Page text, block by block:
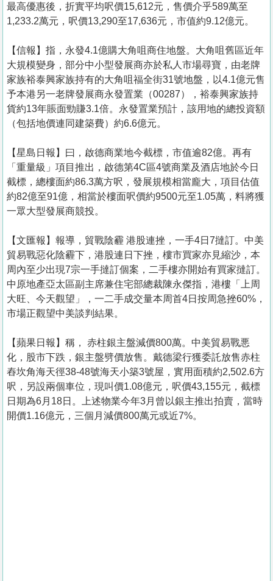
最高優惠後，折實平均呎價15,612元，售價介乎589萬至
1,233.2萬元，呎價13,290至17,636元，市值約9.12億元。
【信報】指，永發4.1億購大角咀商住地盤。大角咀舊區近年
大規模變身，部分中小型發展商亦於私人市場尋寶，由老牌
家族裕泰興家族持有的大角咀福全街31號地盤，以4.1億元售
予本港另一老牌發展商永發置業（00287），裕泰興家族持
貨約13年賬面勁賺3.1倍。永發置業預計，該用地的總投資額
（包括地價連同建築費）約6.6億元。
【星島日報】曰，啟德商業地今截標，市值逾82億。再有
「重量級」項目推出，啟德第4C區4號商業及酒店地於今日
截標，總樓面約86.3萬方呎，發展規模相當龐大，項目估值
約82億至91億，相當於樓面呎價約9500元至1.05萬，料將獲
一眾大型發展商競投。
【文匯報】報導，貿戰陰霾 港股連挫，一手4日7撻訂。中美
貿易戰惡化陰霾下，港股連日下挫，樓市買家亦見縮沙，本
周內至少出現7宗一手撻訂個案，二手樓亦開始有買家撻訂。
中原地產亞太區副主席兼住宅部總裁陳永傑指，港樓「上周
大旺、今天觀望」，一二手成交量本周首4日按周急挫60%，
市場正觀望中美談判結果。
【蘋果日報】稱， 赤柱銀主盤減價800萬。中美貿易戰悪
化，股市下跌，銀主盤劈價放售。戴德梁行獲委託放售赤柱
舂坎角海天徑38-48號海天小築3號屋，實用面積約2,502.6方
呎，另設兩個車位，現叫價1.08億元，呎價43,155元，截標
日期為6月18日。上述物業今年3月曾以銀主推出拍賣，當時
開價1.16億元，三個月減價800萬元或近7%。